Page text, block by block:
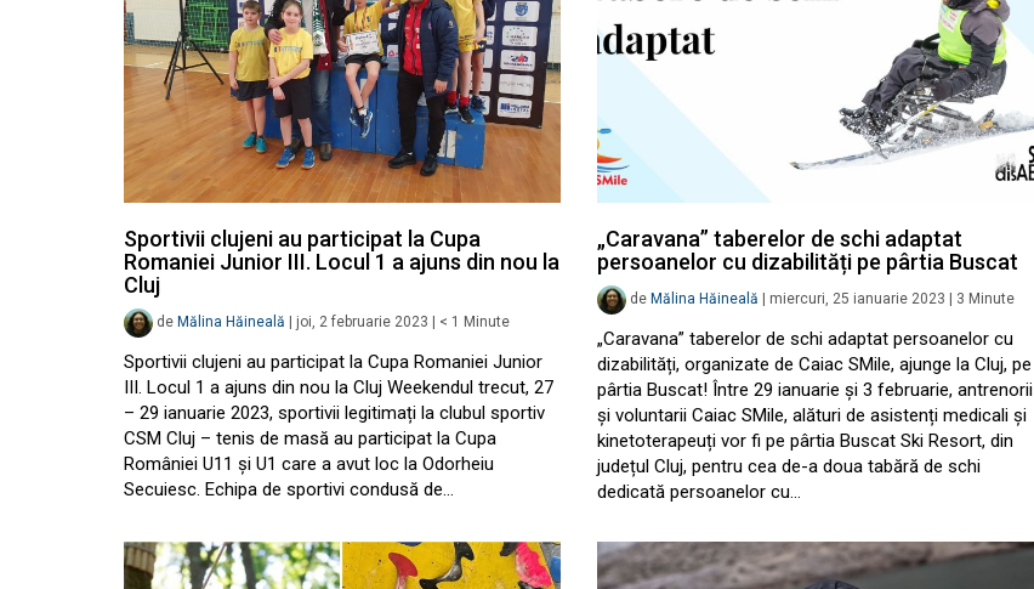
Sportivii clujeni au participat la Cupa
Romaniei Junior III. Locul 1 a ajuns din nou la
Cluj
de Mălina Hăineală joi, 2 februarie 2023 < 1 Minute
Sportivii clujeni au participat la Cupa Romaniei Junior
III. Locul 1 a ajuns din nou la Cluj Weekendul trecut, 27
– 29 ianuarie 2023, sportivii legitimați la clubul sportiv
CSM Cluj – tenis de masă au participat la Cupa
României U11 și U1 care a avut loc la Odorheiu
Secuiesc. Echipa de sportivi condusă de…
„Caravana” taberelor de schi adaptat
persoanelor cu dizabilități pe pârtia Buscat
de Mălina Hăineală miercuri, 25 ianuarie 2023 3 Minute
„Caravana” taberelor de schi adaptat persoanelor cu
dizabilități, organizate de Caiac SMile, ajunge la Cluj, pe
pârtia Buscat! Între 29 ianuarie și 3 februarie, antrenorii
și voluntarii Caiac SMile, alături de asistenți medicali și
kinetoterapeuți vor fi pe pârtia Buscat Ski Resort, din
județul Cluj, pentru cea de-a doua tabără de schi
dedicată persoanelor cu…